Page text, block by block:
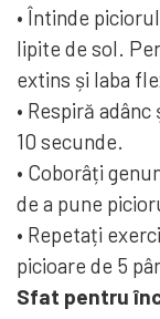
• Întinde
lipite de sol.
extins și laba
• Respiră
10 secunde.
• Coborâți
de a pune
• Repetați
picioare de 5
Sfat pentru